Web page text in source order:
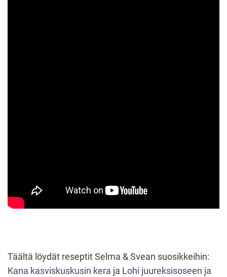
Täältä löydät reseptit Selma & Svean suosikkeihin:
Kana kasviskuskusin kera ja Lohi juureksisoseen ja